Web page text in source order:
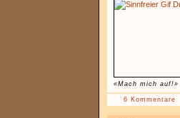
«Mach mich auf!»
6 Kommentare